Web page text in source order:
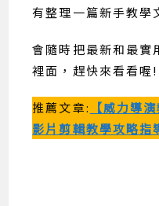
有整理一篇新手教學
會隨時把最新和最實
裡面，趕快來看看喔!
推薦文章:
【威力導
影片剪輯教學攻略